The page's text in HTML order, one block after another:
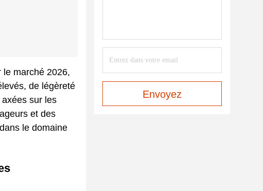
le marché 2026,
de légèreté
sur les
et des
le domaine
Envoyez